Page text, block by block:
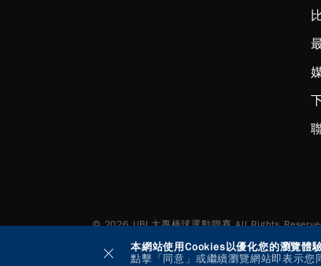
© 2026 UBL大專棒球運動聯賽 All Rights
本網站使用Cookies以優化您的瀏覽體
點擊「同意」或繼續瀏覽網站即表示您